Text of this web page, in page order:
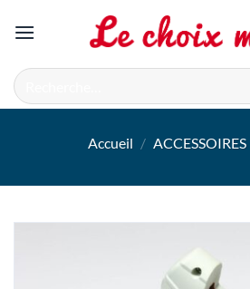
Recherche
pour :
Accueil / ACCESSOIRES